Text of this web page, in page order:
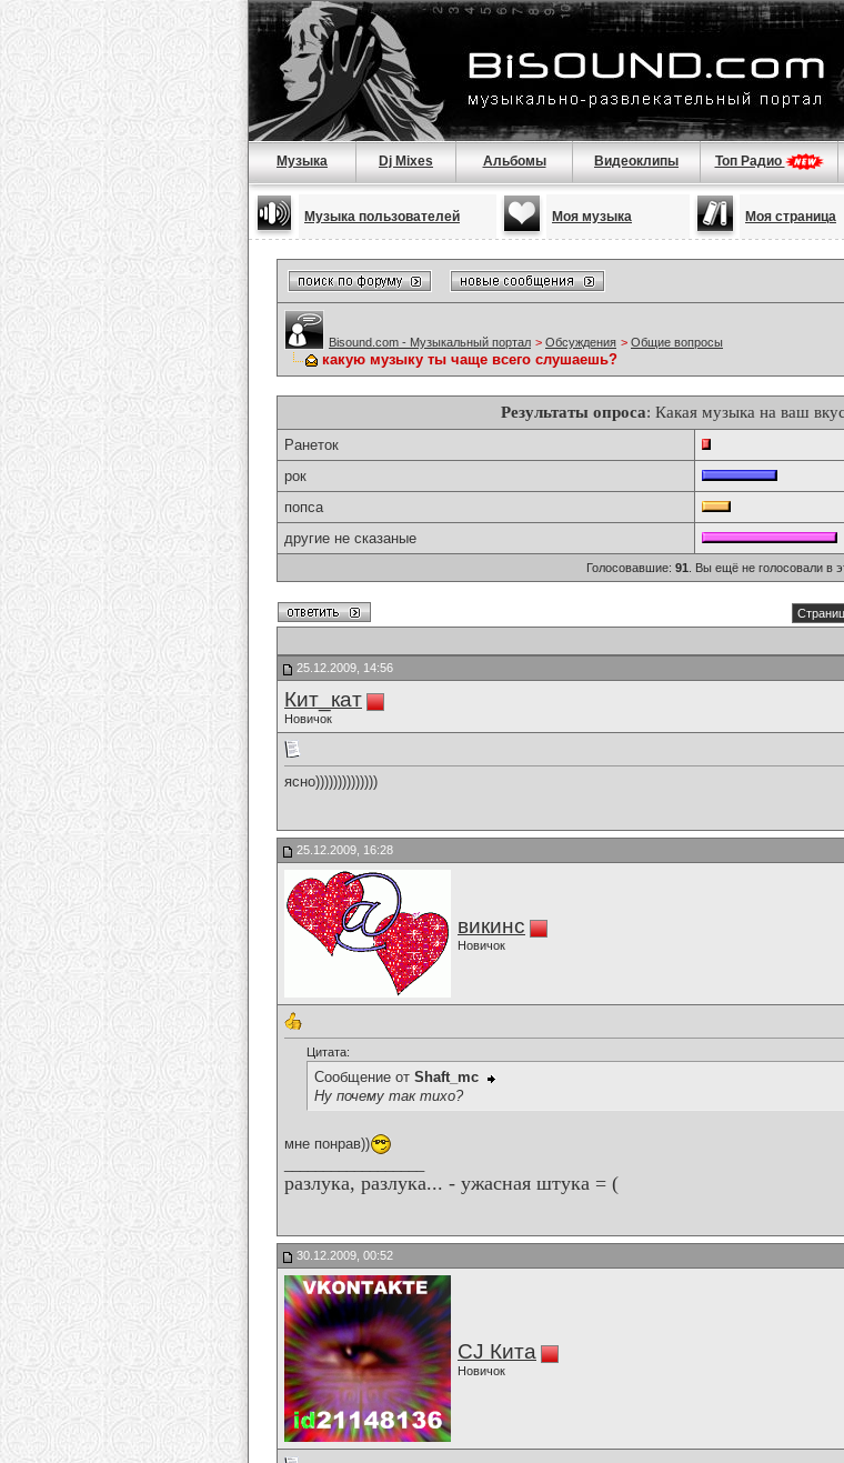
Музыка Dj Mixes Альбомы Видеоклипы Топ Радио
Музыка пользователей Моя музыка Моя страница
Bisound.com - Музыкальный портал > Обсуждения > Общие вопросы
какую музыку ты чаще всего слушаешь?
Результаты опроса: Какая музыка на ваш
Ранеток
рок
попса
другие не сказаные
Голосовавшие: 91 . Вы ещё не голосовали в
25.12.2009, 14:56
Кит_кат
Новичок
ясно))))))))))))))
25.12.2009, 16:28
викинс
Новичок
Цитата:
Сообщение от Shaft_mc
Ну почему так тихо?
мне понрав))
разлука, разлука... - ужасная штука = (
30.12.2009, 00:52
CJ Кита
Новичок